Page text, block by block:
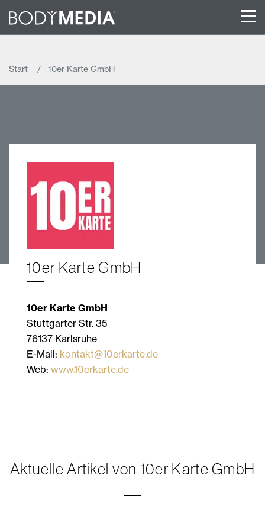
Start 10er Karte GmbH
10er Karte GmbH
10er Karte GmbH
Stuttgarter Str. 35
76137 Karlsruhe
E-Mail: kontakt@10erkarte.de
Web: www.10erkarte.de
Aktuelle Artikel von 10er Karte GmbH